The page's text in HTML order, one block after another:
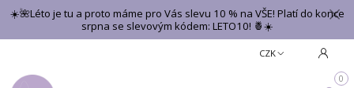
☀️🌺Léto je tu a proto máme pro Vás slevu 10 % na VŠE! Platí do konce
srpna se slevovým kódem: LETO10! 🍍☀️
CZK
0